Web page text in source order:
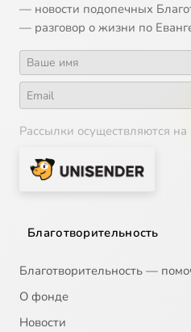
— новости подопечных
— разговор о жизни по
Рассылки осуществляются
Благотворительность
Благотворительность —
О фонде
Новости